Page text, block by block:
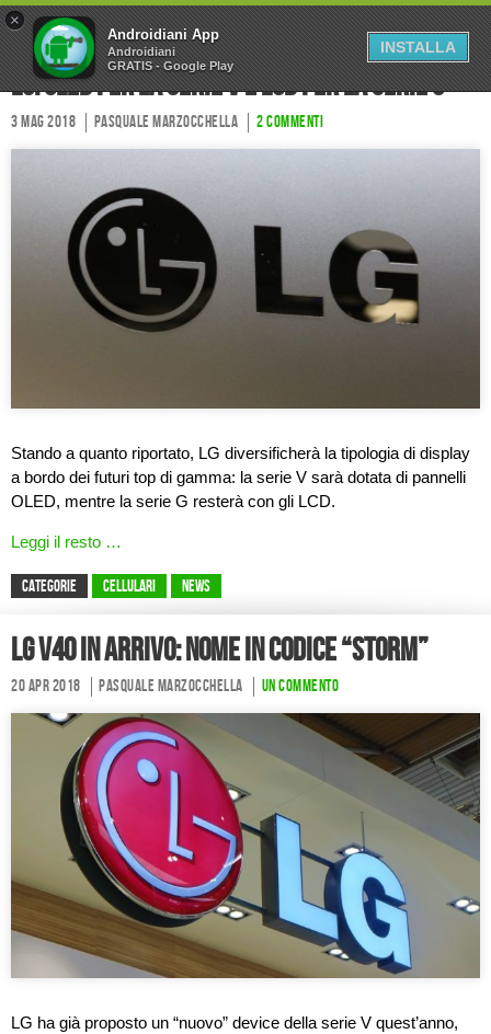
Home Forum
Chi Siamo
Collabora
Contatti
LG: OLED per la serie V e LCD per la serie G
3 Mag 2018 Pasquale Marzocchella 2 commenti
Stando a quanto riportato, LG diversificherà la tipologia di display
a bordo dei futuri top di gamma: la serie V sarà dotata di pannelli
OLED, mentre la serie G resterà con gli LCD.
Leggi il resto …
CATEGORIE Cellulari News
LG V40 in arrivo: nome in codice “STORM”
20 Apr 2018 Pasquale Marzocchella Un commento
LG ha già proposto un “nuovo” device della serie V quest’anno,
×
Androidiani App
Androidiani
GRATIS - Google Play
INSTALLA